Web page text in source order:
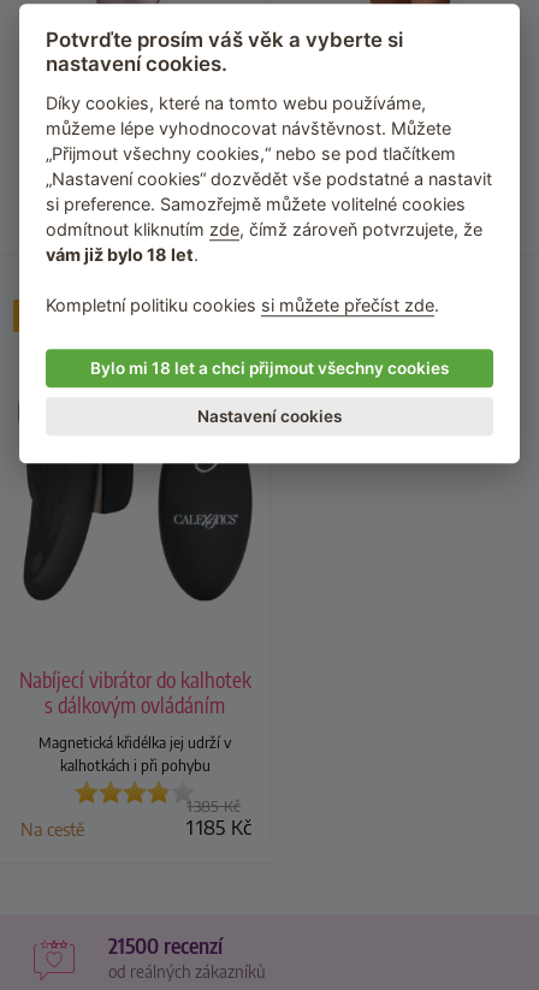
Luxusní nabíjecí stimulátor
klitorisu Satisfyer Pro 2+
Kombinace bezdotykové stimulace a
vibrací
1 095Kč
Skladem
Secred + kalhotky (tanga)
Obtažený, ale pohodlný střih
835
Dostupnost neznámá
Náš TIP
Nabíjecí vibrátor do kalhotek
s dálkovým ovládáním
Panty Teaser
Magnetická křidélka jej udrží v
kalhotkách i při pohybu
1 385Kč
1 185 Kč
Na cestě
21500 recenzí
od reálných zákazníků
Potvrďte prosím váš věk a vyberte si
nastavení cookies.
Díky cookies, které na tomto webu používáme,
můžeme lépe vyhodnocovat návštěvnost. Můžete
„Přijmout všechny cookies,“ nebo se pod tlačítkem
„Nastavení cookies“ dozvědět vše podstatné a nastavit
si preference. Samozřejmě můžete volitelné cookies
odmítnout kliknutím zde, čímž zároveň potvrzujete, že
vám již bylo 18 let.
Kompletní politiku cookies si můžete přečíst zde.
Bylo mi 18 let a chci přijmout všechny cookies
Nastavení cookies